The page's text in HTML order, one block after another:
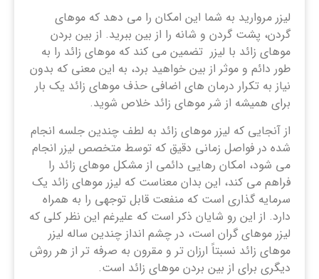
لیزر مروارید به شما این امکان را می ‌دهد که موهای
گردن، پشت گردن و شانه را از بین ببرید. از بین بردن
موهای زائد با لیزر تضمین می کند که موهای زائد را به
طور دائم و موثر از بین خواهید برد، به این معنی که بدون
نیاز به تکرار درمان های اضافی حذف موهای زائد یک بار
برای همیشه از شر موهای زائد خلاص شوید.
از آنجایی که لیزر موهای زائد به لطف چندین جلسه انجام
شده در فواصل زمانی دقیق که توسط متخصص لیزر انجام
می شود، امکان رهایی دائمی از مشکل موهای زائد را
فراهم می کند، این بدان معناست که لیزر موهای زائد یک
سرمایه گذاری است که منفعت قابل توجهی را به همراه
دارد. از این رو شایان ذکر است که علیرغم این نظر کلی که
لیزر موهای گران است، در چشم انداز چندین ساله لیزر
موهای زائد نسبتاً ارزان تر و مقرون به صرفه تر از هر روش
دیگری برای از بین بردن موهای زائد است.